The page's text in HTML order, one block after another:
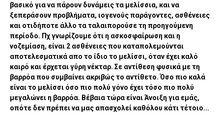
βασικό για να πάρουν δυνάμεις τα μελίσσια, και να
ξεπεράσουν προβλήματα, ιογενούς παράγοντες, ασθένειες
και οτιδήποτε άλλο τα ταλαιπορούσε τη προηγούμενη
περίοδο. Πχ γνωρίζουμε ότι η ασκοσφαίρωση και η
νοζεμίαση, είναι 2 ασθένειες που καταπολεμούνται
αποτελεσματικά απο το ίδιο το μελίσσι, όταν έχει καλό
καιρό και έρχεται γύρη νέκταρ. Σε αντίθεση φυσικά με τη
βαρρόα που συμβαίνει ακριβώς το αντίθετο. Όσο πιο καλά
είναι το μελίσσι όσο πιο πολύ γόνο έχει τόσο πιο πολύ
μεγαλώνει η βαρρόα. Βέβαια τώρα είναι Άνοιξη για εμάς,
οπότε δεν πρέπει να μας απασχολεί καθόλου κάτι τέτοιο...